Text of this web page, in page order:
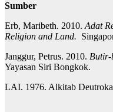
Sumber
Erb, Maribeth. 2010.Adat
Religion and Land.
Janggur, Petrus. 2010. Butir-
Yayasan Siri Bongkok.
LAI. 1976. Alkitab